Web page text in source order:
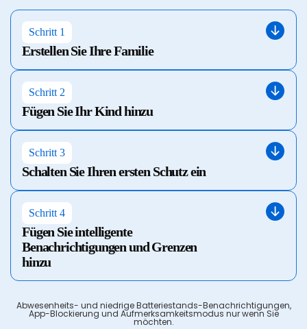
Schritt 1
Erstellen Sie Ihre Familie
Schritt 2
Fügen Sie Ihr Kind hinzu
Schritt 3
Schalten Sie Ihren ersten Schutz ein
Schritt 4
Fügen Sie intelligente
Benachrichtigungen und Grenzen
hinzu
Abwesenheits- und niedrige Batteriestands-Benachrichtigungen,
App-Blockierung und Aufmerksamkeitsmodus nur wenn Sie
möchten.